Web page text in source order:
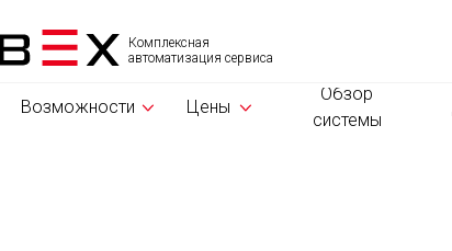
Комплексная
автоматизация сервиса
Обзор
системы
Цены
Возможности